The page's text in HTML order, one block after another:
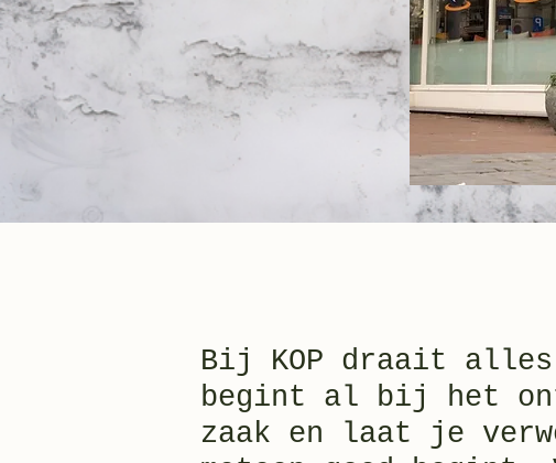
Bij KOP draait alles
begint al bij het
zaak en laat je